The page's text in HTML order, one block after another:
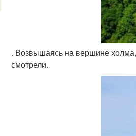
. Возвышаясь на вершине
смотрели.